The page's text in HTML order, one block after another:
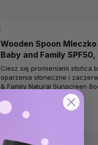
Wooden Spoon
Baby and Family
cynk, Pompka, 50 ml
Na stanie
98,84 zł
Ciesz się promieniami słońca
oparzenia słoneczne i
& Family Natural Sunscreen
odpowiedni dla niemowląt 0+,
🌱 Vegan